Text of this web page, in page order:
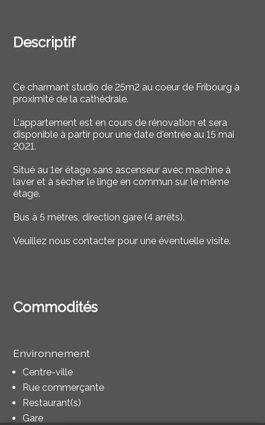
Descriptif
Ce charmant studio de 25m2 au coeur de Fribourg à
proximité de la cathédrale.
L'appartement est en cours de rénovation et sera
disponible à partir pour une date d'entrée au 15 mai
2021.
Situé au 1er étage sans ascenseur avec machine à
laver et à sécher le linge en commun sur le même
étage.
Bus à 5 mètres, direction gare (4 arrêts).
Veuillez nous contacter pour une éventuelle visite.
Commodités
Environnement
Centre-ville
Rue commerçante
Restaurant(s)
Gare